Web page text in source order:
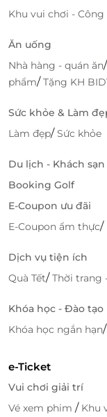
Đội ngũ chuyên gia
viên được đào
mang đến cho
Truy cậpLifeLink
Khu vui chơi - Công
Ăn uống
Nhà hàng - quán ăn/
phẩm/Tặng KH
Sức khỏe & Làm
Làm đẹp/Sức khỏe
Du lịch - Khách sạn
Booking Golf
E-Coupon ưu đãi
E-Coupon ẩm thực/
Dịch vụ tiện ích
Quà Tết/Thời trang
Khóa học - Đào tạo
Khóa học ngắn hạn/
e-Ticket
Vui chơi giải trí
Vé xem phim / Khu